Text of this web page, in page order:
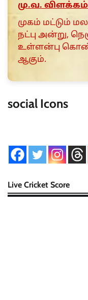
மு.வ.
முகம் மட்டும்
நட்பு அன்று,
உள்ளன்பு
ஆகும்.
social Icons
Live Cricket Score